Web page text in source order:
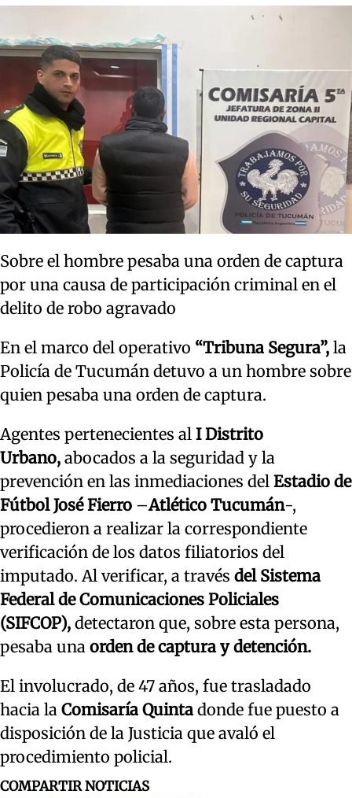
Sobre el hombre pesaba una orden de captura
por una causa de participación criminal en el
delito de robo agravado
En el marco del operativo “Tribuna Segura”, la
Policía de Tucumán detuvo a un hombre sobre
quien pesaba una orden de captura.
Agentes pertenecientes al I Distrito
Urbano, abocados a la seguridad y la
prevención en las inmediaciones del Estadio de
Fútbol José Fierro –Atlético Tucumán-,
procedieron a realizar la correspondiente
verificación de los datos filiatorios del
imputado. Al verificar, a través del Sistema
Federal de Comunicaciones Policiales
(SIFCOP), detectaron que, sobre esta persona,
pesaba una orden de captura y detención.
El involucrado, de 47 años, fue trasladado
hacia la Comisaría Quinta donde fue puesto a
disposición de la Justicia que avaló el
procedimiento policial.
COMPARTIR NOTICIAS